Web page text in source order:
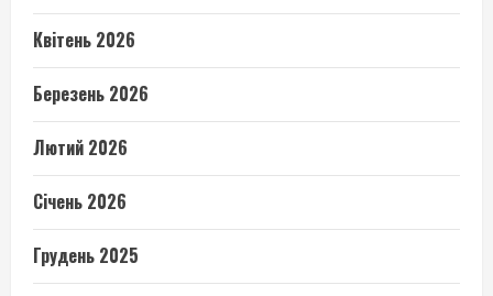
Квітень 2026
Березень 2026
Лютий 2026
Січень 2026
Грудень 2025